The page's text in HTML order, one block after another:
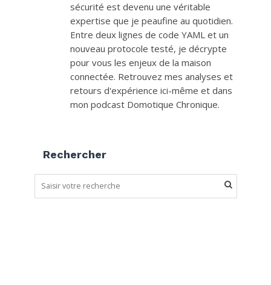
sécurité est devenu une véritable
expertise que je peaufine au quotidien.
Entre deux lignes de code YAML et un
nouveau protocole testé, je décrypte
pour vous les enjeux de la maison
connectée. Retrouvez mes analyses et
retours d'expérience ici-même et dans
mon podcast Domotique Chronique.
Rechercher